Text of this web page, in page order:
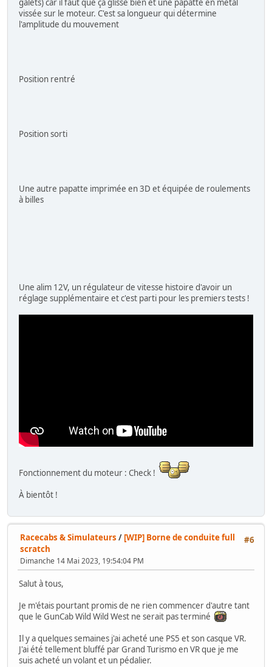
vissée sur le moteur. C'est sa longueur qui détermine
l'amplitude du mouvement
Position rentré
Position sorti
Une autre papatte imprimée en 3D et équipée de roulements
à billes
Une alim 12V, un régulateur de vitesse histoire d'avoir un
réglage supplémentaire et c'est parti pour les premiers tests !
Fonctionnement du moteur : Check !
À bientôt !
#6
Racecabs & Simulateurs / [WIP] Borne de conduite full
scratch
Dimanche 14 Mai 2023, 19:54:04 PM
Salut à tous,
Je m'étais pourtant promis de ne rien commencer d'autre tant
que le GunCab Wild Wild West ne serait pas terminé
Il y a quelques semaines j'ai acheté une PS5 et son casque VR.
J'ai été tellement bluffé par Grand Turismo en VR que je me
suis acheté un volant et un pédalier.